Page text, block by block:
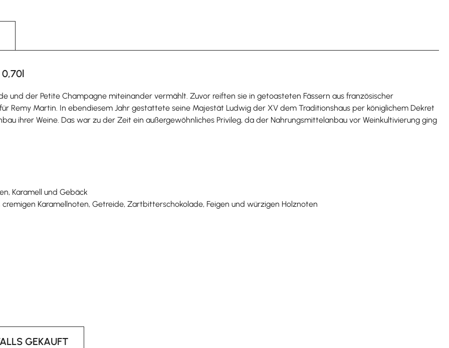
0,70l
und der Petite Champagne miteinander vermählt. Zuvor reiften sie in getoasteten Fässern aus französischer
Remy Martin. In ebendiesem Jahr gestattete seine Majestät Ludwig der XV dem Traditionshaus per königlichem Dekret
ihrer Weine. Das war zu der Zeit ein außergewöhnliches Privileg, da der Nahrungsmittelanbau vor Weinkultivierung ging
Karamell und Gebäck
Karamellnoten, Getreide, Zartbitterschokolade, Feigen und würzigen Holznoten
GEKAUFT